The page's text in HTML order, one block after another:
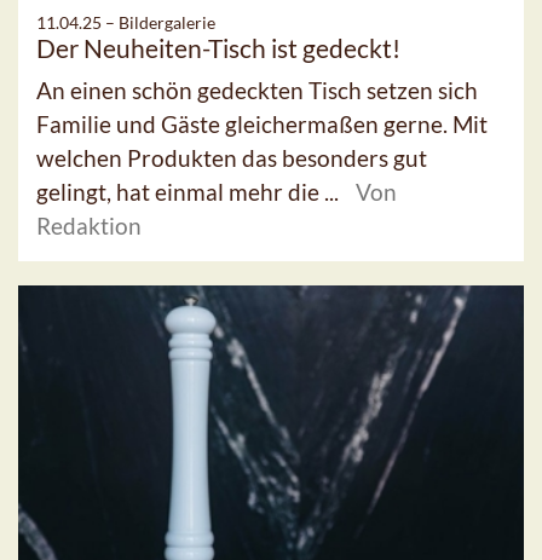
11.04.25 – Bildergalerie
Der Neuheiten-Tisch ist gedeckt!
An einen schön gedeckten Tisch setzen sich
Familie und Gäste gleichermaßen gerne. Mit
welchen Produkten das besonders gut
gelingt, hat einmal mehr die ...
Von
Redaktion